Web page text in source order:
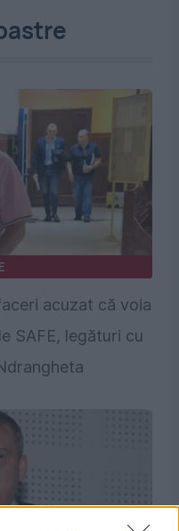
acuzat că voia
SAFE, legături cu